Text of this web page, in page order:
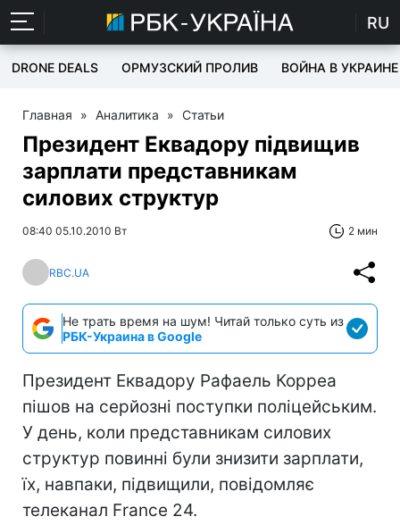
RU
DRONE DEALS ОРМУЗСКИЙ ПРОЛИВ ВОЙНА В УКРАИНЕ
Главная » Аналитика » Статьи
Президент Еквадору підвищив
зарплати представникам
силових структур
08:40 05.10.2010 Вт 2 мин
RBC.UA
Не трать время на шум! Читай только суть из
РБК-Украина в Google
Президент Еквадору Рафаель Корреа
пішов на серйозні поступки поліцейським.
У день, коли представникам силових
структур повинні були знизити зарплати,
їх, навпаки, підвищили, повідомляє
телеканал France 24.